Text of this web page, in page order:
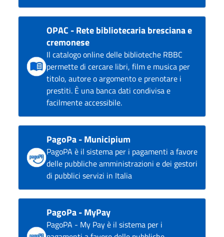
OPAC - Rete bibliotecaria bresciana e
cremonese
Il catalogo online delle biblioteche RBBC
permette di cercare libri, film e musica per
titolo, autore o argomento e prenotare i
prestiti. È una banca dati condivisa e
facilmente accessibile.
PagoPa - Municipium
PagoPA è il sistema per i pagamenti a favore
delle pubbliche amministrazioni e dei gestori
di pubblici servizi in Italia
PagoPa - MyPay
PagoPA - My Pay è il sistema per i